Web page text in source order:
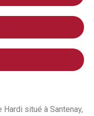
situé à Santenay,